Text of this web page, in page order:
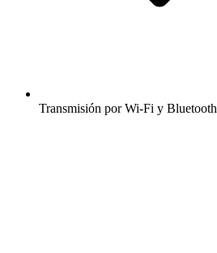
Transmisión por Wi-Fi y Bluetooth